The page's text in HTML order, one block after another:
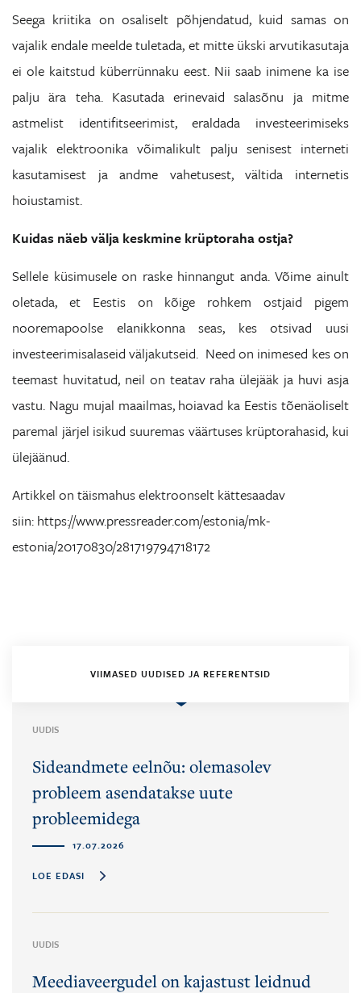
Seega kriitika on osaliselt põhjendatud, kuid samas on
vajalik endale meelde tuletada, et mitte ükski arvutikasutaja
ei ole kaitstud küberrünnaku eest. Nii saab inimene ka ise
palju ära teha. Kasutada erinevaid salasõnu ja mitme
astmelist identifitseerimist, eraldada investeerimiseks
vajalik elektroonika võimalikult palju senisest interneti
kasutamisest ja andme vahetusest, vältida internetis
hoiustamist.
Kuidas näeb välja keskmine krüptoraha ostja?
Sellele küsimusele on raske hinnangut anda. Võime ainult
oletada, et Eestis on kõige rohkem ostjaid pigem
nooremapoolse elanikkonna seas, kes otsivad uusi
investeerimisalaseid väljakutseid. Need on inimesed kes on
teemast huvitatud, neil on teatav raha ülejääk ja huvi asja
vastu. Nagu mujal maailmas, hoiavad ka Eestis tõenäoliselt
paremal järjel isikud suuremas väärtuses krüptorahasid, kui
ülejäänud.
Artikkel on täismahus elektroonselt kättesaadav
siin: https://www.pressreader.com/estonia/mk-
estonia/20170830/281719794718172
VIIMASED UUDISED JA REFERENTSID
UUDIS
Sideandmete eelnõu: olemasolev
probleem asendatakse uute
probleemidega
17.07.2026
LOE EDASI
UUDIS
Meediaveergudel on kajastust leidnud